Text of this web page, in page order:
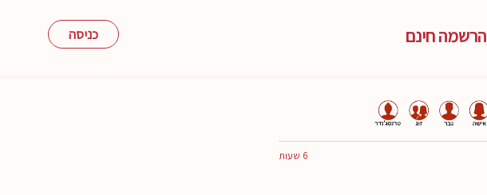
הרשמה חינם כניסה
6 שעות